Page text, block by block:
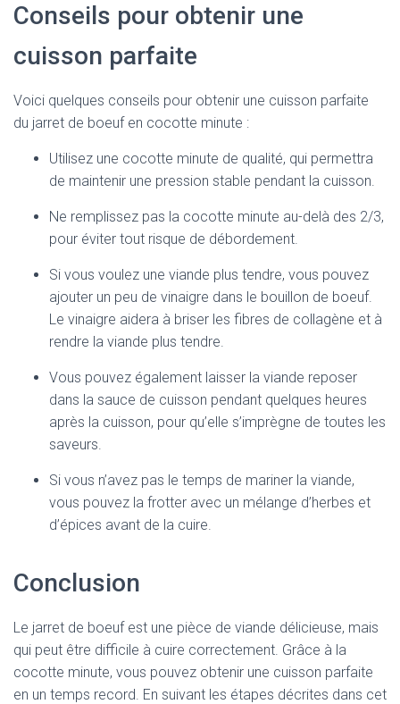
Conseils pour obtenir une
cuisson parfaite
Voici quelques conseils pour obtenir une cuisson parfaite
du jarret de boeuf en cocotte minute :
Utilisez une cocotte minute de qualité, qui permettra
de maintenir une pression stable pendant la cuisson.
Ne remplissez pas la cocotte minute au-delà des 2/3,
pour éviter tout risque de débordement.
Si vous voulez une viande plus tendre, vous pouvez
ajouter un peu de vinaigre dans le bouillon de boeuf.
Le vinaigre aidera à briser les fibres de collagène et à
rendre la viande plus tendre.
Vous pouvez également laisser la viande reposer
dans la sauce de cuisson pendant quelques heures
après la cuisson, pour qu’elle s’imprègne de toutes les
saveurs.
Si vous n’avez pas le temps de mariner la viande,
vous pouvez la frotter avec un mélange d’herbes et
d’épices avant de la cuire.
Conclusion
Le jarret de boeuf est une pièce de viande délicieuse, mais
qui peut être difficile à cuire correctement. Grâce à la
cocotte minute, vous pouvez obtenir une cuisson parfaite
en un temps record. En suivant les étapes décrites dans cet